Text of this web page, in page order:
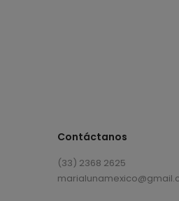
Contáctanos
(33) 2368 2625